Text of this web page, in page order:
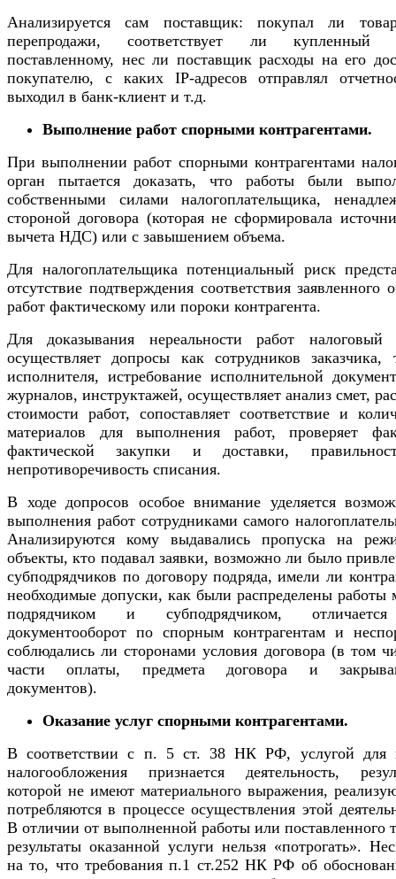
Анализируется сам поставщик: покупал ли
перепродажи, соответствует ли купленный
поставленному, нес ли поставщик расходы на его
покупателю, с каких IP-адресов отправлял
выходил в банк-клиент и т.д.
Выполнение работ спорными контрагентами.
При выполнении работ спорными контрагентами
орган пытается доказать, что работы были
собственными силами налогоплательщика,
стороной договора (которая не сформировала
вычета НДС) или с завышением объема.
Для налогоплательщика потенциальный риск
отсутствие подтверждения соответствия заявленного
работ фактическому или пороки контрагента.
Для доказывания нереальности работ налоговый
осуществляет допросы как сотрудников заказчика,
исполнителя, истребование исполнительной
журналов, инструктажей, осуществляет анализ смет,
стоимости работ, сопоставляет соответствие и
материалов для выполнения работ, проверяет
фактической закупки и доставки,
непротиворечивость списания.
В ходе допросов особое внимание уделяется
выполнения работ сотрудниками самого
Анализируются кому выдавались пропуска на
объекты, кто подавал заявки, возможно ли было
субподрядчиков по договору подряда, имели ли
необходимые допуски, как были распределены работы
подрядчиком и субподрядчиком,
документооборот по спорным контрагентам и
соблюдались ли сторонами условия договора (в том
части оплаты, предмета договора и
документов).
Оказание услуг спорными контрагентами.
В соответствии с п. 5 ст. 38 НК РФ, услугой для
налогообложения признается деятельность,
которой не имеют материального выражения,
потребляются в процессе осуществления этой
В отличии от выполненной работы или поставленного
результаты оказанной услуги нельзя «потрогать».
на то, что требования п.1 ст.252 НК РФ об